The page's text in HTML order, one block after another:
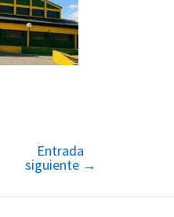
Entrada
siguiente →